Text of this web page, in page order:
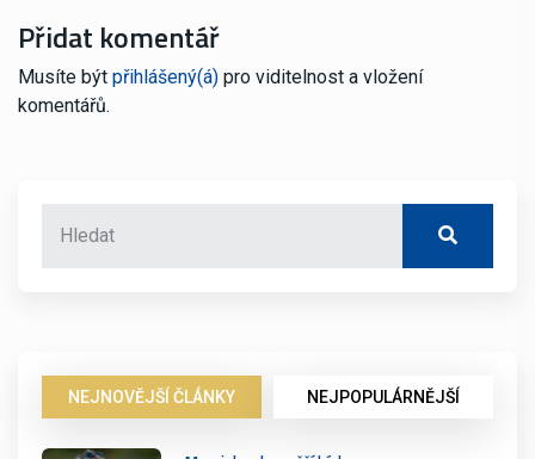
Přidat komentář
Musíte být přihlášený(á) pro viditelnost a vložení
komentářů.
NEJNOVĚJŠÍ ČLÁNKY NEJPOPULÁRNĚJŠÍ